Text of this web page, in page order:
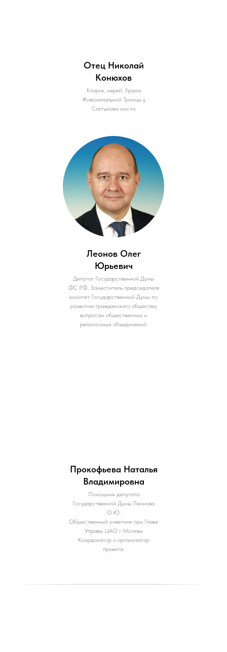
Отец Николай
Конюхов
Клирик, иерей, Храма
Живоначальной Троицы у
Салтыкова моста
Леонов Олег
Юрьевич
Депутат Государственной Думы
ФС РФ, Заместитель председателя
комитет Государственной Думы по
развитию гражданского общества,
вопросам общественных и
религиозных объединений.
Прокофьева Наталья
Владимировна
Помощник депутата
Государственной Думы Леонова
О.Ю.
Общественный советник при Главе
Управы ЦАО г. Москвы
Координатор и организатор
проекта.